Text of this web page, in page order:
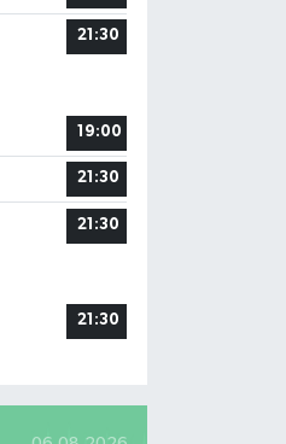
21:30
19:00
21:30
21:30
21:30